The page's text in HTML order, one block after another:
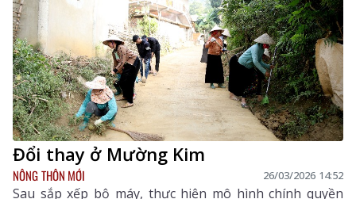
Đổi thay ở Mường Kim
NÔNG THÔN MỚI 26/03/2026 14:52
Sau sắp xếp bộ máy, thực hiện mô hình chính quyền